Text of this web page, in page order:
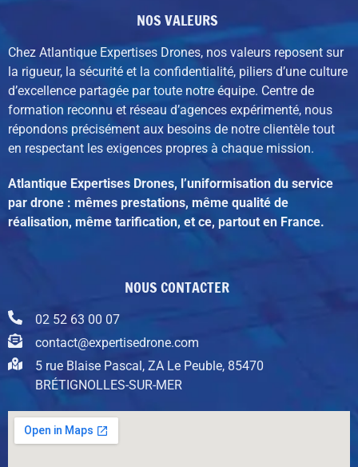
NOS VALEURS
Chez Atlantique Expertises Drones, nos valeurs reposent sur
la rigueur, la sécurité et la confidentialité, piliers d’une culture
d’excellence partagée par toute notre équipe. Centre de
formation reconnu et réseau d’agences expérimenté, nous
répondons précisément aux besoins de notre clientèle tout
en respectant les exigences propres à chaque mission.
Atlantique Expertises Drones, l’uniformisation du service
par drone : mêmes prestations, même qualité de
réalisation, même tarification, et ce, partout en France.
NOUS CONTACTER
02 52 63 00 07
contact@expertisedrone.com
5 rue Blaise Pascal, ZA Le Peuble, 85470
BRÉTIGNOLLES-SUR-MER